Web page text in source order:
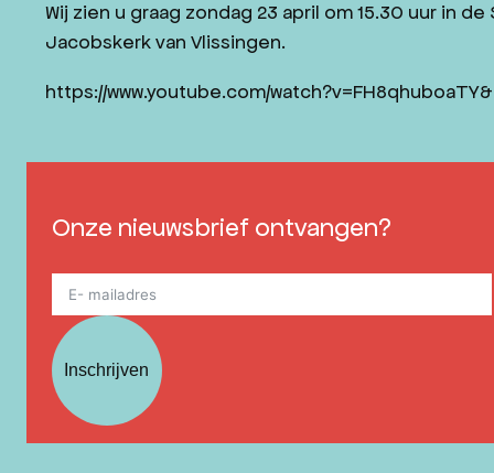
Wij zien u graag zondag 23 april om 15.30 uur in de
Jacobskerk van Vlissingen.
https://www.youtube.com/
Onze nieuwsbrief ontvangen?
Inschrijven